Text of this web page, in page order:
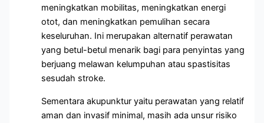
meningkatkan mobilitas, meningkatkan energi
otot, dan meningkatkan pemulihan secara
keseluruhan. Ini merupakan alternatif perawatan
yang betul-betul menarik bagi para penyintas yang
berjuang melawan kelumpuhan atau spastisitas
sesudah stroke.
Sementara akupunktur yaitu perawatan yang relatif
aman dan invasif minimal, masih ada unsur risiko